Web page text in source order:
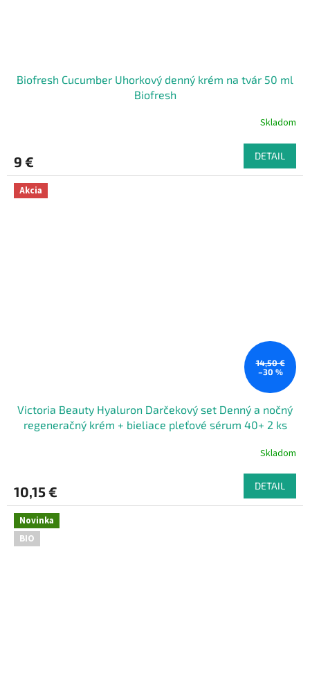
Biofresh Cucumber Uhorkový denný krém na tvár 50 ml
Biofresh
Skladom
9 € DETAIL
Akcia
14,50 €
–30 %
Victoria Beauty Hyaluron Darčekový set Denný a nočný
regeneračný krém + bieliace pleťové sérum 40+ 2 ks
Skladom
10,15 € DETAIL
Novinka
BIO